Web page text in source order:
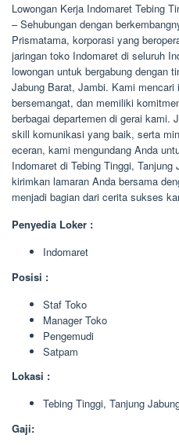
Lowongan Kerja Indomaret Tebing
– Sehubungan dengan
Prismatama, korporasi yang
jaringan toko Indomaret di seluruh
lowongan untuk bergabung dengan
Jabung Barat, Jambi. Kami mencari
bersemangat, dan memiliki
berbagai departemen di gerai kami.
skill komunikasi yang baik, serta
eceran, kami mengundang Anda
Indomaret di Tebing Tinggi,
kirimkan lamaran Anda bersama
menjadi bagian dari cerita sukses
Penyedia Loker :
Indomaret
Posisi :
Staf Toko
Manager Toko
Pengemudi
Satpam
Lokasi :
Tebing Tinggi, Tanjung
Gaji: